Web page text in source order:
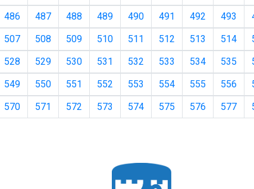
486 487 488 489 490 491 492 493
507 508 509 510 511 512 513 514
528 529 530 531 532 533 534 535
549 550 551 552 553 554 555 556
570 571 572 573 574 575 576 577